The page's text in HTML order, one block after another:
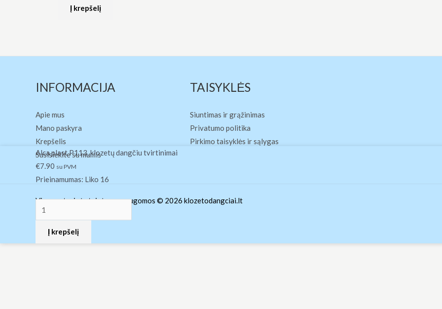
Į krepšelį
INFORMACIJA
Apie mus
Mano paskyra
Krepšelis
Susisiekite su mumis
TAISYKLĖS
Siuntimas ir grąžinimas
Privatumo politika
Pirkimo taisyklės ir sąlygas
Visos autorinės teisės yra saugomos © 2026 klozetodangciai.lt
Alca plast P113, klozetų dangčiu tvirtinimai
€7.90 su PVM
Prieinamumas: Liko 16
produkto
kiekis:
Alca
P113,
klozetų
dangčiu
tvirtinimai
Į krepšelį